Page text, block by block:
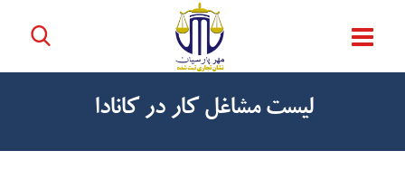
لیست مشاغل کار در کانادا